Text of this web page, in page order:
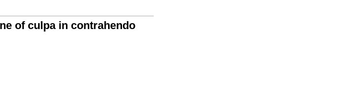
of culpa in contrahendo